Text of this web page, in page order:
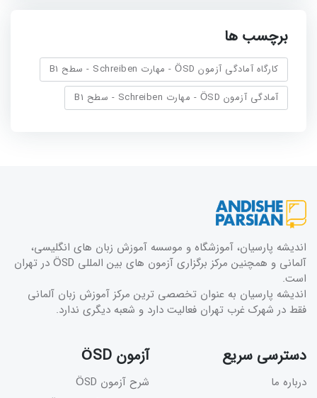
برچسب ها
کارگاه آمادگی آزمون ÖSD - مهارت Schreiben - سطح B1
آمادگی آزمون ÖSD - مهارت Schreiben - سطح B1
اندیشه پارسیان، آموزشگاه و موسسه آموزش زبان های انگلیسی،
آلمانی و همچنین مرکز برگزاری آزمون های بین المللی ÖSD در تهران
است.
اندیشه پارسیان به عنوان تخصصی ترین مرکز آموزش زبان آلمانی
فقط در شهرک غرب تهران فعالیت دارد و شعبه دیگری ندارد.
دسترسی سریع
درباره ما
آزمون ÖSD
شرح آزمون ÖSD